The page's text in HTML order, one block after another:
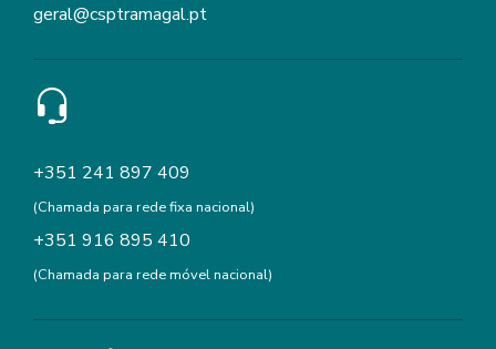
geral@csptramagal.pt
+351 241 897 409
(Chamada para rede fixa nacional)
+351 916 895 410
(Chamada para rede móvel nacional)